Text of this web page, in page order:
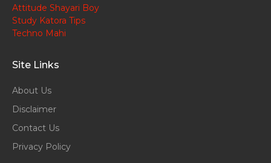
Attitude Shayari Boy
Study Katora Tips
Techno Mahi
Site Links
About Us
Disclaimer
Contact Us
Privacy Policy